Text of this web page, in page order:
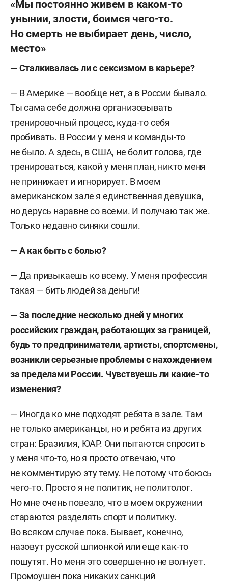
«Мы постоянно живем в каком-то
унынии, злости, боимся чего-то.
Но смерть не выбирает день, число,
место»
— Сталкивалась ли с сексизмом в карьере?
— В Америке — вообще нет, а в России бывало.
Ты сама себе должна организовывать
тренировочный процесс, куда-то себя
пробивать. В России у меня и команды-то
не было. А здесь, в США, не болит голова, где
тренироваться, какой у меня план, никто меня
не принижает и игнорирует. В моем
американском зале я единственная девушка,
но дерусь наравне со всеми. И получаю так же.
Только недавно синяки сошли.
— А как быть с болью?
— Да привыкаешь ко всему. У меня профессия
такая — бить людей за деньги!
— За последние несколько дней у многих
российских граждан, работающих за границей,
будь то предприниматели, артисты, спортсмены,
возникли серьезные проблемы с нахождением
за пределами России. Чувствуешь ли какие-то
изменения?
— Иногда ко мне подходят ребята в зале. Там
не только американцы, но и ребята из других
стран: Бразилия, ЮАР. Они пытаются спросить
у меня что-то, но я просто отвечаю, что
не комментирую эту тему. Не потому что боюсь
чего-то. Просто я не политик, не политолог.
Но мне очень повезло, что в моем окружении
стараются разделять спорт и политику.
Во всяком случае пока. Бывает, конечно,
назовут русской шпионкой или еще как-то
пошутят. Но меня это совершенно не волнует.
Промоушен пока никаких санкций